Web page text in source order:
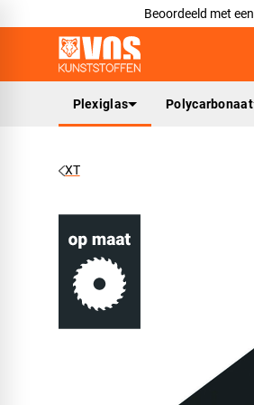
Beoordeeld met een
Plexiglas Polycarbonaat
XT